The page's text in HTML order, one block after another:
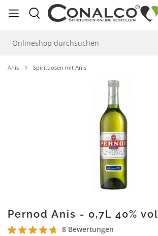
springen
Anis Spirituosen mit Anis
Pernod Anis - 0,7L 40% vol
8 Bewertungen